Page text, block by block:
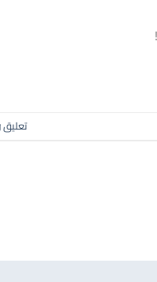
تعليق